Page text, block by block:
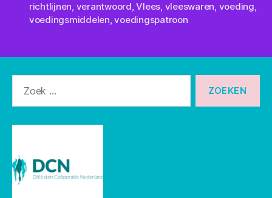
richtlijnen, verantwoord,Vlees, vleeswaren, voeding,
voedingsmiddelen,voedingspatroon
naar: